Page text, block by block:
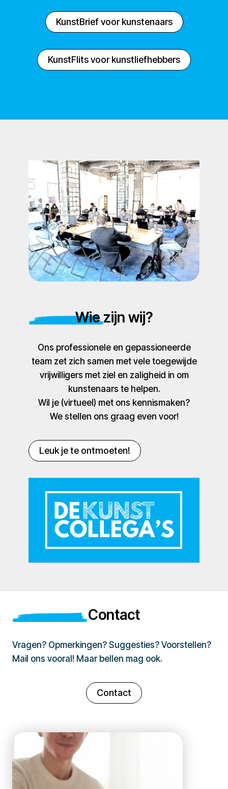
KunstBrief voor kunstenaars
KunstFlits voor kunstliefhebbers
Wie zijn wij?
Ons professionele en gepassioneerde
team zet zich samen met vele toegewijde
vrijwilligers met ziel en zaligheid in om
kunstenaars te helpen.
Wil je (virtueel) met ons kennismaken?
We stellen ons graag even voor!
Leuk je te ontmoeten!
Contact
Vragen? Opmerkingen? Suggesties? Voorstellen?
Mail ons vooral! Maar bellen mag ook.
Contact